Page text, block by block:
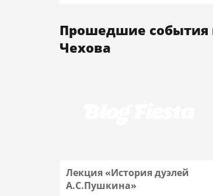
Прошедшие события
Чехова
Лекция «История дуэлей
А.С.Пушкина»